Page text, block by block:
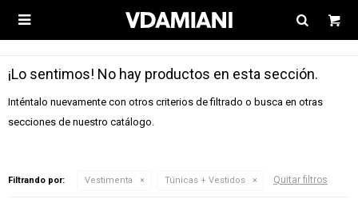

¡Lo sentimos! No hay productos en esta sección.
Inténtalo nuevamente con otros criterios de filtrado o busca en otras
secciones de nuestro catálogo.
Filtrando por: Vestimenta Túnicas + Vestidos Quitar filtros